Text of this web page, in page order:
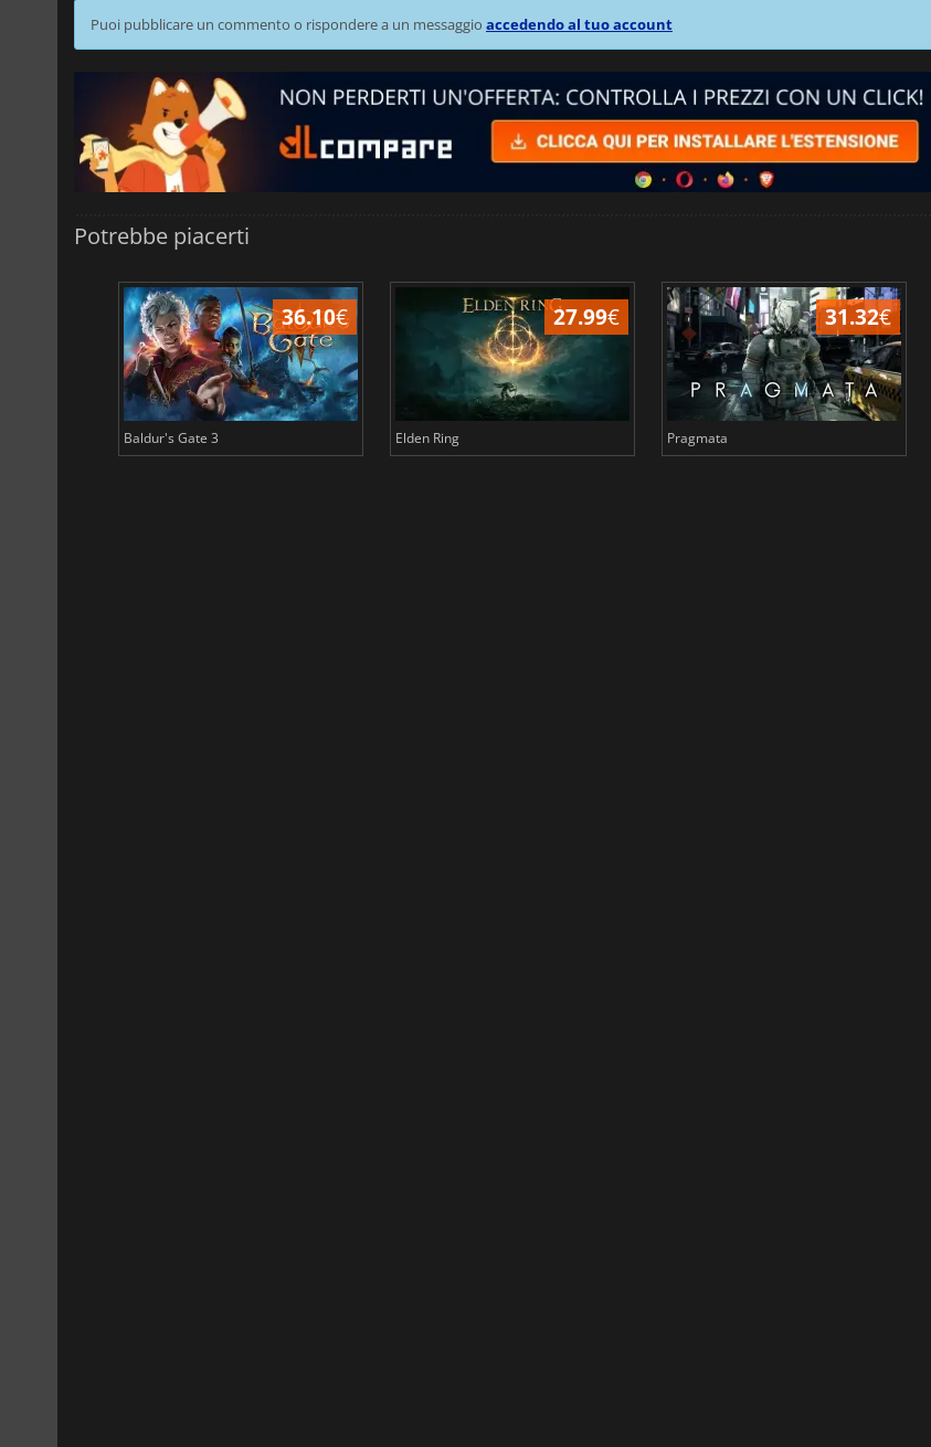
Puoi pubblicare un commento o rispondere a un messaggio accedendo al tuo account
Potrebbe piacerti
36.10€
Baldur's Gate 3
27.99€
Elden Ring
31.32€
Pragmata